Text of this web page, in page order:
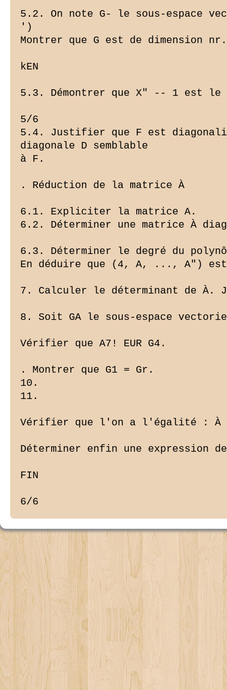
5.2. On note G- le sous-espace
')
Montrer que G est de dimension
kEN
5.3. Démontrer que X" -- 1 est le
5/6
5.4. Justifier que F est
diagonale D semblable
à F.
. Réduction de la matrice À
6.1. Expliciter la matrice A.
6.2. Déterminer une matrice À
6.3. Déterminer le degré du
En déduire que (4, A, ..., A")
7. Calculer le déterminant de
8. Soit GA le sous-espace
Vérifier que A7! EUR G4.
. Montrer que G1 = Gr.
10.
11.
Vérifier que l'on a l'égalité : À
Déterminer enfin une expression
FIN
6/6